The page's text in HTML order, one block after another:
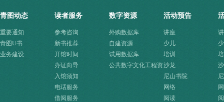
青图动态
重要通知
青图U书
业务建设
读者服务
参考咨询
新书推荐
开馆时间
办证向导
入馆须知
电话服务
借阅服务
数字资源
外购数据库
自建资源
试用数据库
公共数字文化工程资
活动预告
讲座
少儿
培训
沙龙
尼山书院
网络
阅读